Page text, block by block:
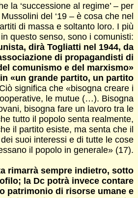
la ‘successione al regime’ – per
del ‘19 – è cosa che nel
di massa e soltanto loro. I più
questo senso, sono i comunisti:
dirà Togliatti nel 1944, da
di propagandisti di
comunismo e del marxismo»
«un grande partito, un partito
significa che «bisogna creare i
le mutue (…). Bisogna
bisogna fare un lavoro tra le
tutto il popolo senta realmente,
il partito esiste, ma senta che il
suoi interessi e di tutte le cose
il popolo in generale» (17).
rimarrà sempre indietro, sotto
la Dc potrà invece contare
patrimonio di risorse umane e